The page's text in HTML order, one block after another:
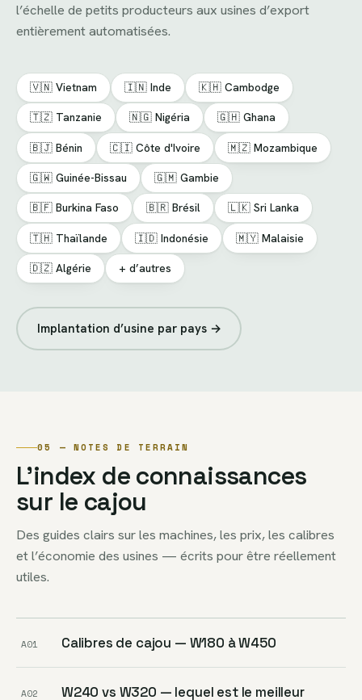
l’échelle de petits producteurs aux usines d’export
entièrement automatisées.
🇻🇳 Vietnam 🇮🇳 Inde 🇰🇭 Cambodge
🇹🇿 Tanzanie 🇳🇬 Nigéria 🇬🇭 Ghana
🇧🇯 Bénin 🇨🇮 Côte d'Ivoire 🇲🇿 Mozambique
🇬🇼 Guinée-Bissau 🇬🇲 Gambie
🇧🇫 Burkina Faso 🇧🇷 Brésil 🇱🇰 Sri Lanka
🇹🇭 Thaïlande 🇮🇩 Indonésie 🇲🇾 Malaisie
🇩🇿 Algérie + d’autres
Implantation d’usine par pays →
05 — NOTES DE TERRAIN
L’index de connaissances
sur le cajou
Des guides clairs sur les machines, les prix, les calibres
et l’économie des usines — écrits pour être réellement
utiles.
A01 Calibres de cajou — W180 à W450
A02 W240 vs W320 — lequel est le meilleur